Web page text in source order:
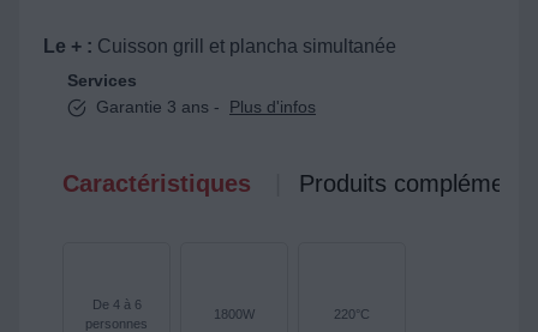
Le + : Cuisson grill et plancha simultanée
Services
Garantie 3 ans -
Plus d'infos
Caractéristiques Produits
De 4 à 6
personnes
1800W 220°C